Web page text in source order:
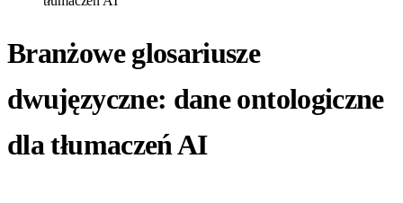
Branżowe glosariusze
dwujęzyczne: dane ontologiczne
dla tłumaczeń AI